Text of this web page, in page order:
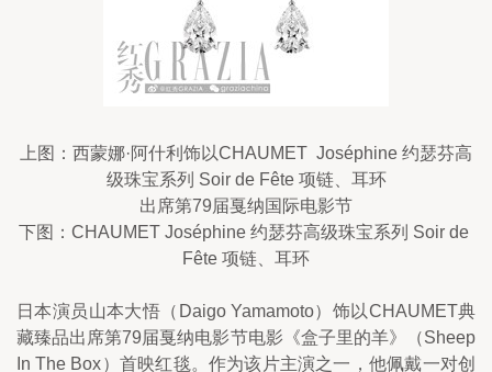
上图：西蒙娜·阿什利饰以CHAUMET  Joséphine 约瑟芬高
级珠宝系列 Soir de Fête 项链、耳环
出席第79届戛纳国际电影节
下图：CHAUMET Joséphine 约瑟芬高级珠宝系列 Soir de
Fête 项链、耳环
日本演员山本大悟（Daigo Yamamoto）饰以CHAUMET典
藏臻品出席第79届戛纳电影节电影《盒子里的羊》（Sheep
In The Box）首映红毯。作为该片主演之一，他佩戴一对创